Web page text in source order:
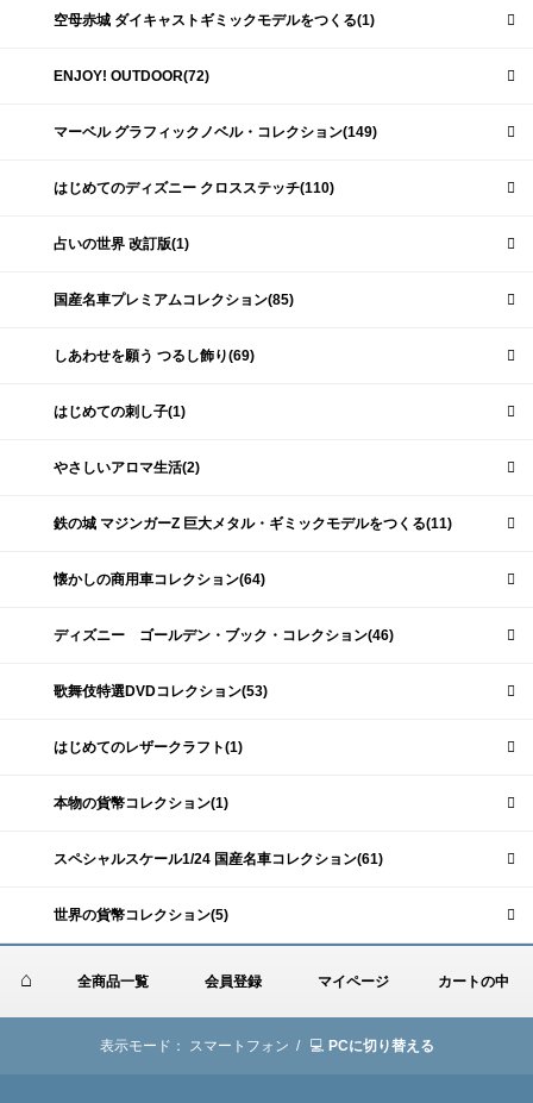
空母赤城 ダイキャストギミックモデルをつくる(1)
ENJOY! OUTDOOR(72)
マーベル グラフィックノベル・コレクション(149)
はじめてのディズニー クロスステッチ(110)
占いの世界 改訂版(1)
国産名車プレミアムコレクション(85)
しあわせを願う つるし飾り(69)
はじめての刺し子(1)
やさしいアロマ生活(2)
鉄の城 マジンガーZ 巨大メタル・ギミックモデルをつくる(11)
懐かしの商用車コレクション(64)
ディズニー ゴールデン・ブック・コレクション(46)
歌舞伎特選DVDコレクション(53)
はじめてのレザークラフト(1)
本物の貨幣コレクション(1)
スペシャルスケール1/24 国産名車コレクション(61)
世界の貨幣コレクション(5)
全商品一覧 会員登録 マイページ カートの中
表示モード： スマートフォン / PCに切り替える